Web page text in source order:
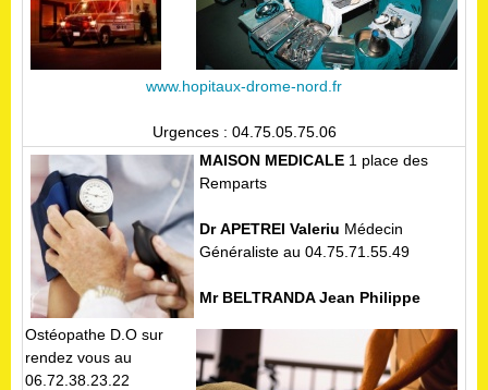
www.hopitaux-drome-nord.fr
Urgences : 04.75.05.75.06
MAISON MEDICALE 1 place des
Remparts
Dr APETREI Valeriu Médecin
Généraliste au 04.75.71.55.49
MrBELTRANDA Jean Philippe
Ostéopathe D.O sur
rendez vous au
06.72.38.23.22